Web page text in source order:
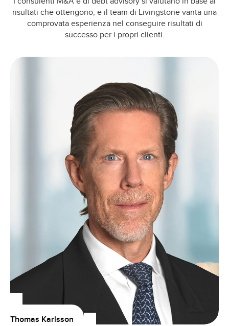
risultati che ottengono, e il team di Livingstone vanta una
comprovata esperienza nel conseguire risultati di
successo per i propri clienti.
Thomas Karlsson